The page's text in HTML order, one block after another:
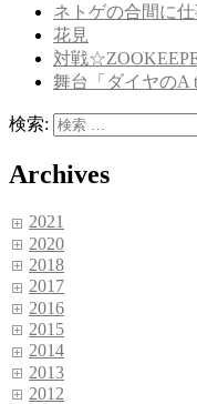
ネトゲの合間に
花見
対戦
舞台「ダイヤのA
検索:
Archives
2021
2020
2018
2017
2016
2015
2014
2013
2012